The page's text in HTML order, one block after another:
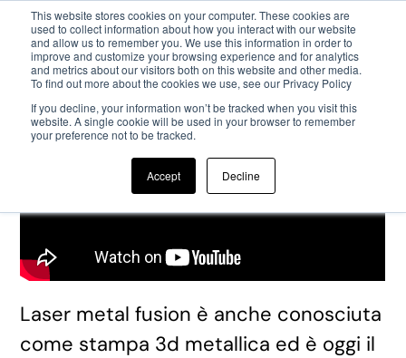
This website stores cookies on your computer. These cookies are
used to collect information about how you interact with our website
and allow us to remember you. We use this information in order to
improve and customize your browsing experience and for analytics
and metrics about our visitors both on this website and other media.
To find out more about the cookies we use, see our Privacy Policy
If you decline, your information won’t be tracked when you visit this
website. A single cookie will be used in your browser to remember
your preference not to be tracked.
Accept Decline
Passa al contenuto principale
Laser metal fusion è anche conosciuta
come stampa 3d metallica ed è oggi il